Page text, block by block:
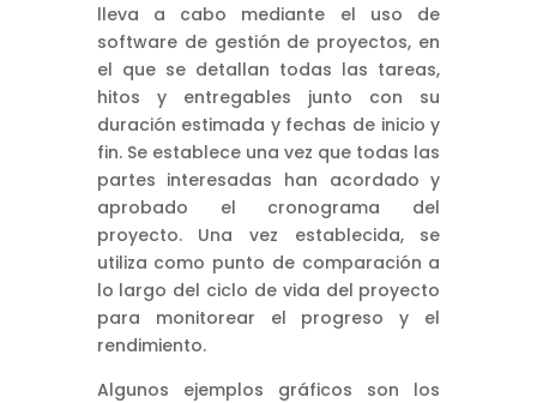
lleva a cabo mediante el uso de
software de gestión de proyectos, en
el que se detallan todas las tareas,
hitos y entregables junto con su
duración estimada y fechas de inicio y
fin. Se establece una vez que todas las
partes interesadas han acordado y
aprobado el cronograma del
proyecto. Una vez establecida, se
utiliza como punto de comparación a
lo largo del ciclo de vida del proyecto
para monitorear el progreso y el
rendimiento.
Algunos ejemplos gráficos son los